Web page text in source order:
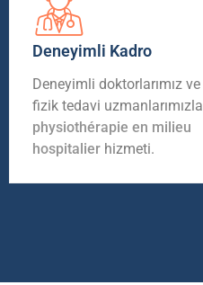
Deneyimli Kadro
Deneyimli doktorlarımız ve
fizik tedavi uzmanlarımızla
physiothérapie en milieu
hospitalier hizmeti.